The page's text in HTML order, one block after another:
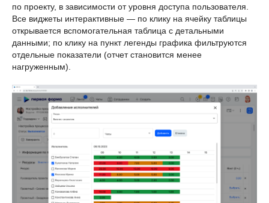
по проекту, в зависимости от уровня доступа пользователя.
Все виджеты интерактивные — по клику на ячейку таблицы
открывается вспомогательная таблица с детальными
данными; по клику на пункт легенды графика фильтруются
отдельные показатели (отчет становится менее
нагруженным).